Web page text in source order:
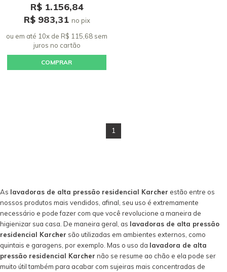
R$ 1.156,84
R$ 983,31 no pix
ou em até 10x de R$ 115,68 sem
juros no cartão
COMPRAR
1
As lavadoras de alta pressão residencial Karcher estão entre os
nossos produtos mais vendidos, afinal, seu uso é extremamente
necessário e pode fazer com que você revolucione a maneira de
higienizar sua casa. De maneira geral, as lavadoras de alta pressão
residencial Karcher são utilizadas em ambientes externos, como
quintais e garagens, por exemplo. Mas o uso da lavadora de alta
pressão residencial Karcher não se resume ao chão e ela pode ser
muito útil também para acabar com sujeiras mais concentradas de